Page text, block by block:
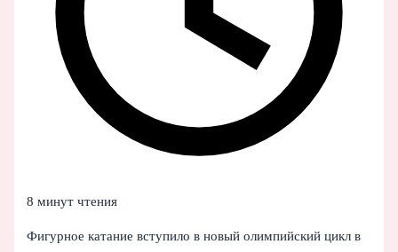
8 минут чтения
Фигурное катание вступило в новый олимпийский цикл в